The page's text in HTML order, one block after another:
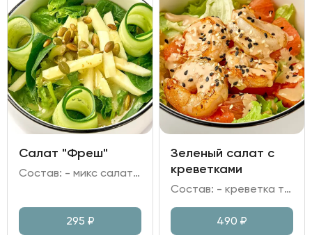
Салат "Фреш"
Состав: - микс салата; - шпинат; - огурец свежий; - яблоко; - семечки тыквы; - заправка медово-горчичная.
295 ₽
Зеленый салат с
креветками
Состав: - креветка тигровая; - микс зелени; - грейпфрут; - томаты черри; - заправка имбирная, кунжут, масло растительное.
490 ₽